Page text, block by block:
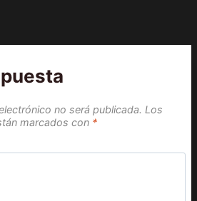
no será publicada. Los
marcados con *